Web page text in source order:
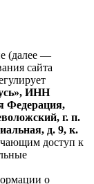
(далее —
сайта
ИНН
Федерация,
г. п.
д. 9, к.
доступ к
о